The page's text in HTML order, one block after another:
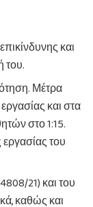
και
του.
Μέτρα
και στα
στο 1:15.
εργασίας του
21) και του
καθώς και